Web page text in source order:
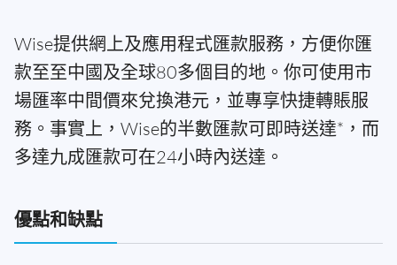
Wise提供網上及應用程式匯款服務，方便你匯
款至至中國及全球80多個目的地。你可使用市
場匯率中間價來兌換港元，並專享快捷轉賬服
務。事實上，Wise的半數匯款可即時送達*，而
多達九成匯款可在24小時內送達。
優點和缺點